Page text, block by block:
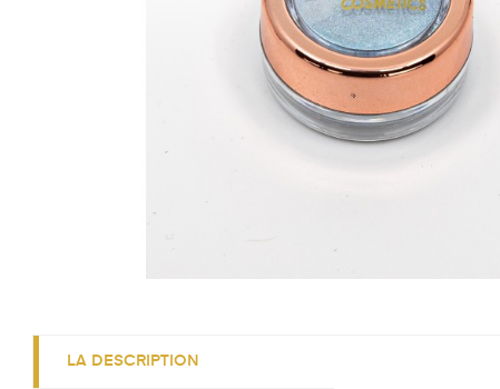
LA DESCRIPTION